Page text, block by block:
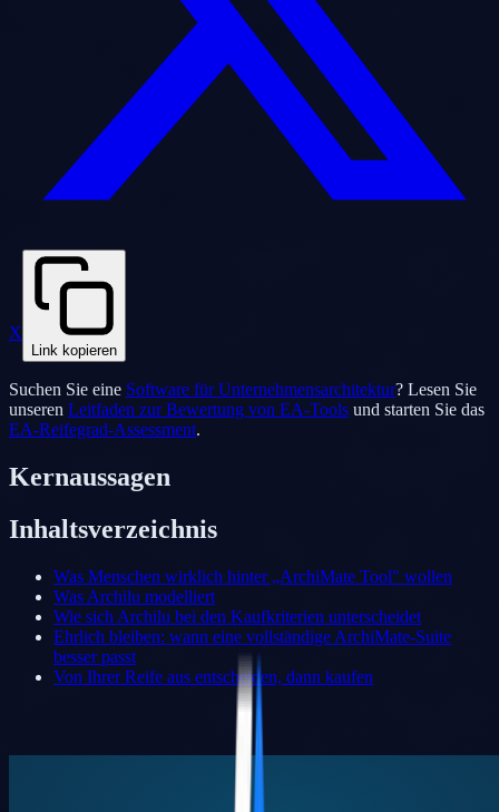
X
Link kopieren
Suchen Sie eine Software für Unternehmensarchitektur? Lesen Sie
unseren Leitfaden zur Bewertung von EA-Tools und starten Sie das
EA-Reifegrad-Assessment.
Kernaussagen
Inhaltsverzeichnis
Was Menschen wirklich hinter „ArchiMate Tool" wollen
Was Archilu modelliert
Wie sich Archilu bei den Kaufkriterien unterscheidet
Ehrlich bleiben: wann eine vollständige ArchiMate-Suite
besser passt
Von Ihrer Reife aus entscheiden, dann kaufen